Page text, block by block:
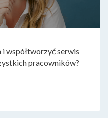
i współtworzyć serwis
pracowników?